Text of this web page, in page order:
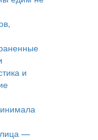
и
лица —